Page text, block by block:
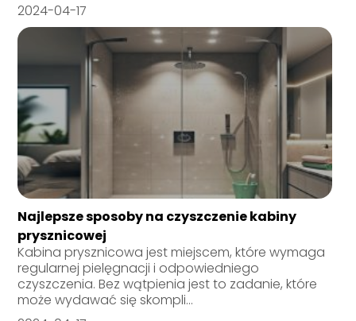
2024-04-17
Najlepsze sposoby na czyszczenie kabiny
prysznicowej
Kabina prysznicowa jest miejscem, które wymaga
regularnej pielęgnacji i odpowiedniego
czyszczenia. Bez wątpienia jest to zadanie, które
może wydawać się skompli...